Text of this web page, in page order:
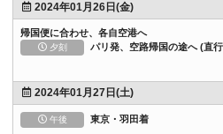
2024年01月26日(金)
帰国便に合わせ、各自空港へ
夕刻 パリ発、空路帰国の途へ (直
2024年01月27日(土)
午後 東京・羽田着